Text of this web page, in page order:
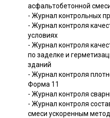
асфальтобетонной
- Журнал контрольных
- Журнал контроля
условиях
- Журнал контроля
по заделке и
зданий
- Журнал контроля
Форма 11
- Журнал контроля
- Журнал контроля
смеси ускоренным